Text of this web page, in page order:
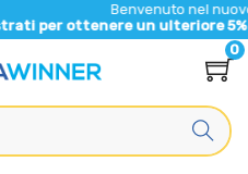
Benvenuto nel nuovo sito di
un ulteriore 5% di
0